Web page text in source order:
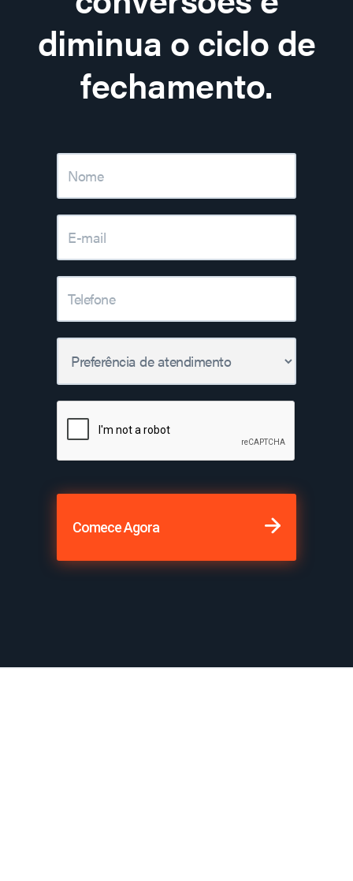
diminua o ciclo de
fechamento.
Comece Agora